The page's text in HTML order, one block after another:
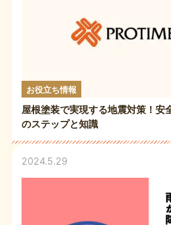
お役立ち情報
屋根塗装で実現する地震対策！安
のステップと知識
2024.5.29